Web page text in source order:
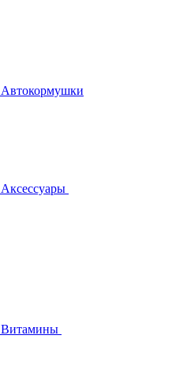
Автокормушки
Аксессуары
Витамины